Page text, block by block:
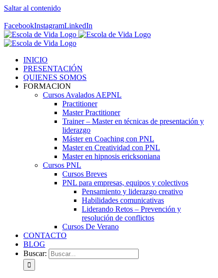
Saltar al contenido
FacebookInstagramLinkedIn
INICIO
PRESENTACIÓN
QUIENES SOMOS
FORMACION
Cursos Avalados AEPNL
Practitioner
Master Practitioner
Trainer – Master en técnicas de presentación y
liderazgo
Máster en Coaching con PNL
Master en Creatividad con PNL
Master en hipnosis ericksoniana
Cursos PNL
Cursos Breves
PNL para empresas, equipos y colectivos
Pensamiento y liderazgo creativo
Habilidades comunicativas
Liderando Retos – Prevención y
resolución de conflictos
Cursos De Verano
CONTACTO
BLOG
Buscar: